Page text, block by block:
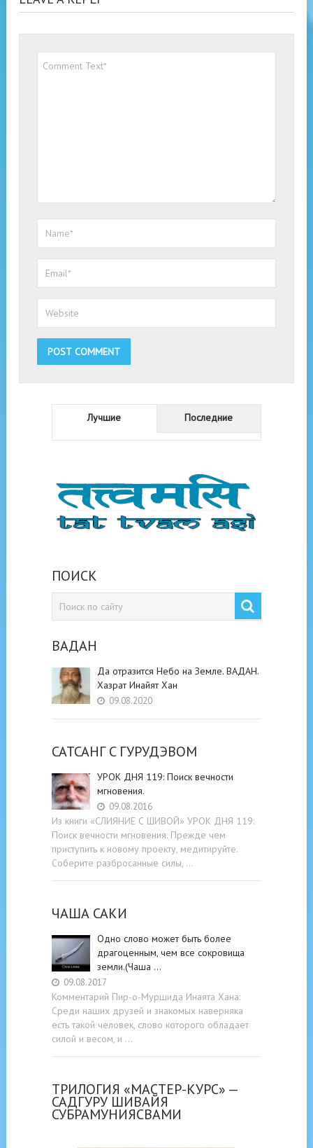
Лучшие Последние
ПОИСК
ВАДАН
Да отразится Небо на Земле. ВАДАН.
Хазрат Инайят Хан
09.08.2020
САТСАНГ C ГУРУДЭВОМ
УРОК ДНЯ 119: Поиск вечности
мгновения.
09.08.2016
Из книги «СЛИЯНИЕ С ШИВОЙ» УРОК ДНЯ 119:
Поиск вечности мгновения. Прежде чем
приступить к новому проекту, медитируйте.
Соберите разбросанные силы, …
ЧАША САКИ
Одно слово может быть более
драгоценным, чем все сокровища
земли.(Чаша …
09.08.2017
Комментарий Пир-о-Муршида Инаята Хана:
Среди наших друзей и знакомых наверняка
есть такой человек, слово которого обладает
силой и весом, и …
ТРИЛОГИЯ «МАСТЕР-КУРС» —
САДГУРУ ШИВАЙЯ
СУБРАМУНИЯСВАМИ